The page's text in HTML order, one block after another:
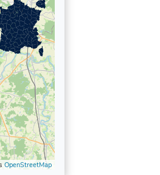
OpenStreetMap